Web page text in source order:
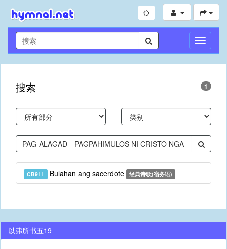
切
换
导
搜索 1
CB911 Bulahan ang sacerdote 经典诗歌(宿务语)
以弗所书五19